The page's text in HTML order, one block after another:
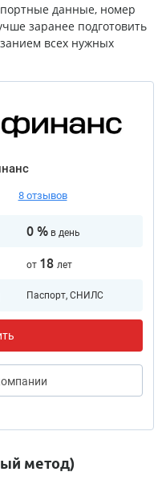
данные, номер
заранее подготовить
всех нужных
8 отзывов
0 %в день
от 18 лет
Паспорт, СНИЛС
метод)